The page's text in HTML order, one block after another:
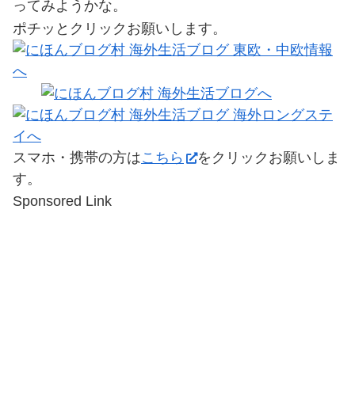
ってみようかな。
ポチッとクリックお願いします。
スマホ・携帯の方はこちら
をクリックお願いしま
す。
Sponsored Link